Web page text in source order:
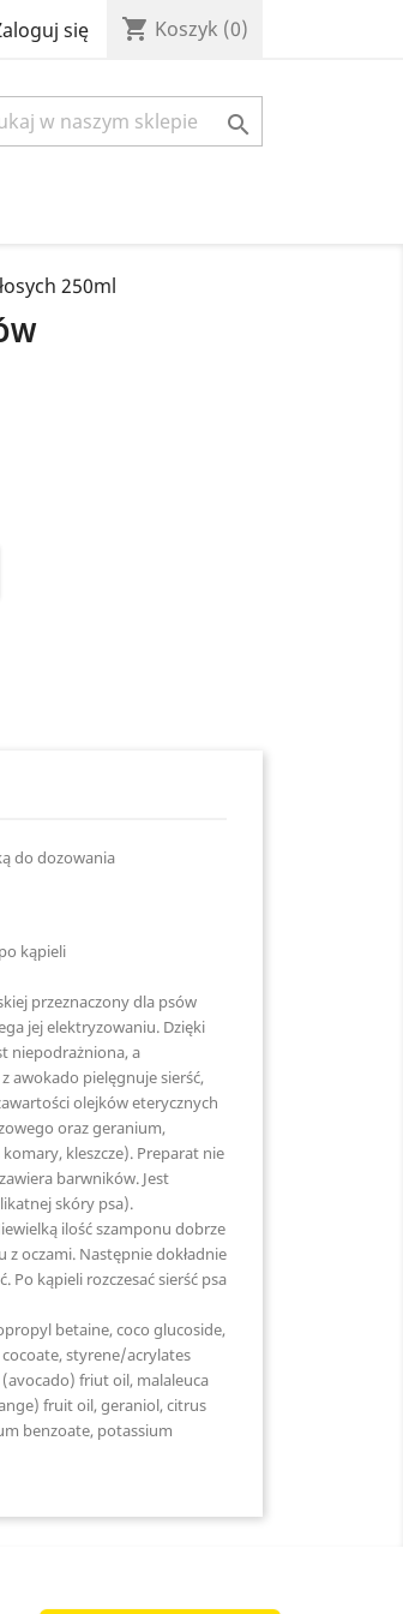
się shopping_cart Koszyk (0)

250ml
do dozowania
kąpieli
przeznaczony dla psów
jej elektryzowaniu. Dzięki
niepodrażniona, a
awokado pielęgnuje sierść,
olejków eterycznych
oraz geranium,
kleszcze). Preparat nie
barwników. Jest
skóry psa).
ilość szamponu dobrze
oczami. Następnie dokładnie
Po kąpieli rozczesać sierść psa
betaine, coco glucoside,
styrene/acrylates
friut oil, malaleuca
fruit oil, geraniol, citrus
benzoate, potassium